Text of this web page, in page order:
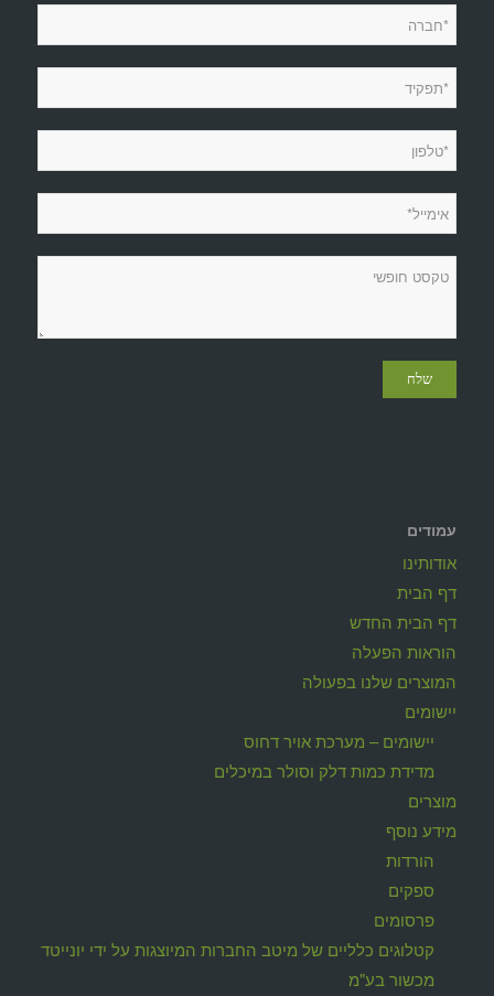
עמודים
אודותינו
דף הבית
דף הבית החדש
הוראות הפעלה
המוצרים שלנו בפעולה
יישומים
יישומים – מערכת אויר דחוס
מדידת כמות דלק וסולר במיכלים
מוצרים
מידע נוסף
הורדות
ספקים
פרסומים
קטלוגים כלליים של מיטב החברות המיוצגות על ידי יונייטד
מכשור בע"מ